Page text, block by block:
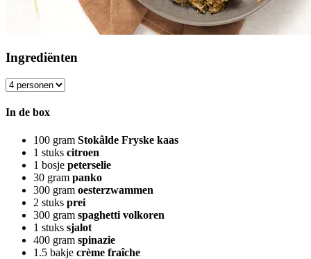
Ingrediënten
In de box
100 gram Stokâlde Fryske kaas
1 stuks citroen
1 bosje peterselie
30 gram panko
300 gram oesterzwammen
2 stuks prei
300 gram spaghetti volkoren
1 stuks sjalot
400 gram spinazie
1.5 bakje crème fraîche